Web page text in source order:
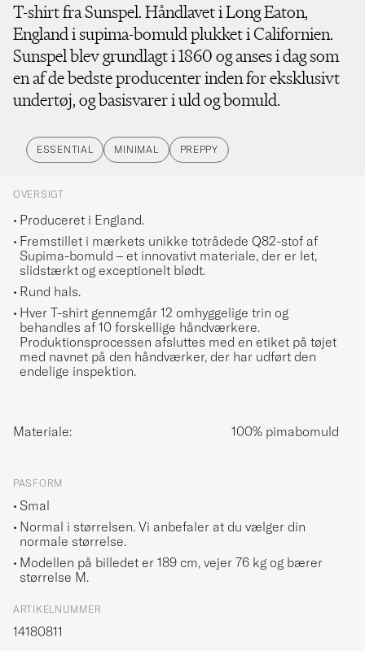
T-shirt fra Sunspel. Håndlavet i Long Eaton,
England i supima-bomuld plukket i Californien.
Sunspel blev grundlagt i 1860 og anses i dag som
en af de bedste producenter inden for eksklusivt
undertøj, og basisvarer i uld og bomuld.
ESSENTIAL MINIMAL PREPPY
OVERSIGT
Produceret i England.
Fremstillet i mærkets unikke totrådede Q82-stof af
Supima-bomuld – et innovativt materiale, der er let,
slidstærkt og exceptionelt blødt.
Rund hals.
Hver T-shirt gennemgår 12 omhyggelige trin og
behandles af 10 forskellige håndværkere.
Produktionsprocessen afsluttes med en etiket på tøjet
med navnet på den håndværker, der har udført den
endelige inspektion.
Materiale: 100% pimabomuld
PASFORM
Smal
Normal i størrelsen. Vi anbefaler at du vælger din
normale størrelse.
Modellen på billedet er 189 cm, vejer 76 kg og bærer
størrelse M.
ARTIKELNUMMER
14180811